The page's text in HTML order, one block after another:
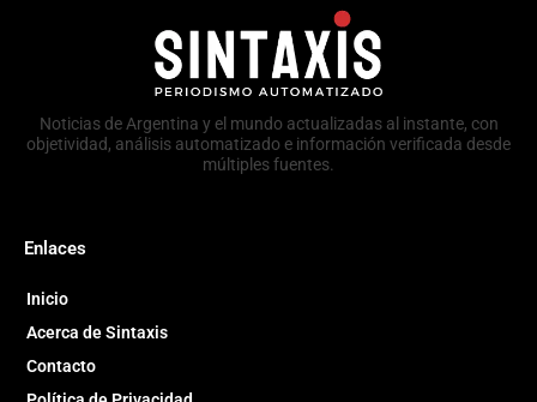
Noticias de Argentina y el mundo actualizadas al instante, con
objetividad, análisis automatizado e información verificada desde
múltiples fuentes.
Enlaces
Inicio
Acerca de Sintaxis
Contacto